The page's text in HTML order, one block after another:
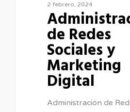
2 febrero, 2024
de Redes
Sociales y
Marketing
Digital
Administración de